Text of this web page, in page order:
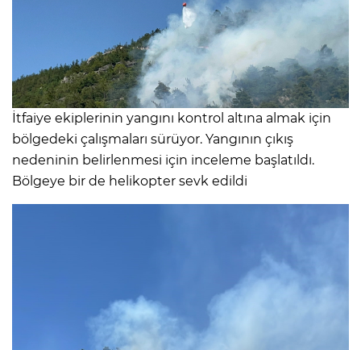
İtfaiye ekiplerinin yangını kontrol altına almak için
bölgedeki çalışmaları sürüyor. Yangının çıkış
nedeninin belirlenmesi için inceleme başlatıldı.
Bölgeye bir de helikopter sevk edildi